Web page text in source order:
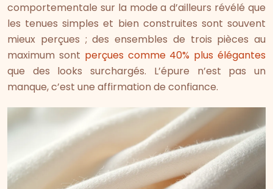
comportementale sur la mode a d’ailleurs révélé que
les tenues simples et bien construites sont souvent
mieux perçues ; des ensembles de trois pièces au
maximum sont perçues comme 40% plus élégantes
que des looks surchargés. L’épure n’est pas un
manque, c’est une affirmation de confiance.